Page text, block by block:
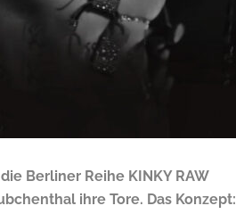
Berliner Reihe KINKY RAW
ihre Tore. Das Konzept: